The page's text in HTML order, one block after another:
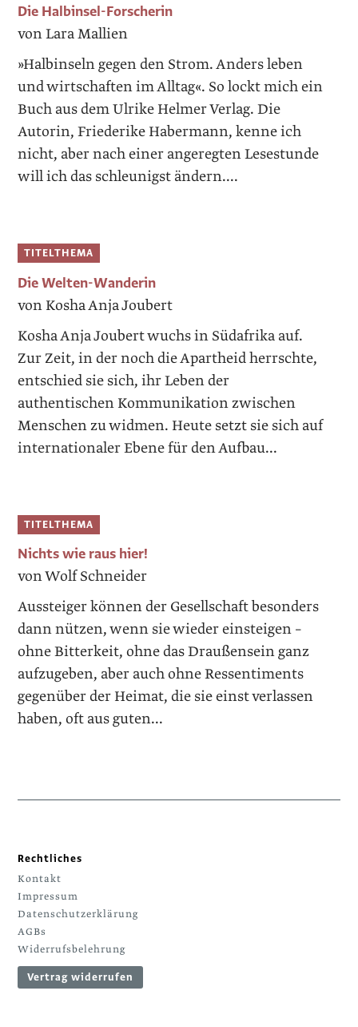
Die Halbinsel-Forscherin
von Lara Mallien
»Halbinseln gegen den Strom. Anders leben
und wirtschaften im Alltag«. So lockt mich ein
Buch aus dem Ulrike Helmer Verlag. Die
Autorin, Friederike Habermann, kenne ich
nicht, aber nach einer angeregten Lesestunde
will ich das schleunigst ändern....
TITELTHEMA
Die Welten-Wanderin
von Kosha Anja Joubert
Kosha Anja Joubert wuchs in Südafrika auf.
Zur Zeit, in der noch die Apartheid herrschte,
entschied sie sich, ihr Leben der
authentischen Kommunikation zwischen
Menschen zu widmen. Heute setzt sie sich auf
internationaler Ebene für den Aufbau...
TITELTHEMA
Nichts wie raus hier!
von Wolf Schneider
Aussteiger können der Gesellschaft besonders
dann ­nützen, wenn sie wieder einsteigen –
ohne Bitterkeit, ohne das Draußensein ganz
aufzugeben, aber auch ohne Ressentiments
gegenüber der Heimat, die sie einst verlassen
haben, oft aus guten...
Rechtliches
Kontakt
Impressum
Datenschutzerklärung
AGBs
Widerrufsbelehrung
Vertrag widerrufen